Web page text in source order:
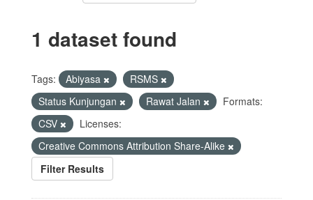
1 dataset found
Tags: Abiyasa
RSMS
Status Kunjungan
Rawat Jalan
Formats:
CSV
Licenses:
Creative Commons Attribution Share-Alike
Filter Results